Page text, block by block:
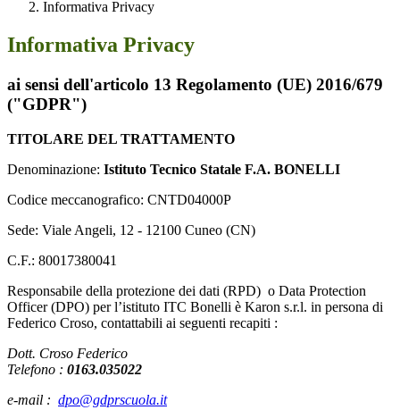
Informativa Privacy
Informativa Privacy
ai sensi dell'articolo 13 Regolamento (UE) 2016/679
("GDPR")
TITOLARE DEL TRATTAMENTO
Denominazione: Istituto Tecnico Statale F.A. BONELLI
Codice meccanografico: CNTD04000P
Sede: Viale Angeli, 12 - 12100 Cuneo (CN)
C.F.: 80017380041
Responsabile della protezione dei dati (RPD) o Data Protection
Officer (DPO) per l’istituto ITC Bonelli è Karon s.r.l. in persona di
Federico Croso, contattabili ai seguenti recapiti :
Dott. Croso Federico
Telefono : 0163.035022
e-mail : dpo@gdprscuola.it